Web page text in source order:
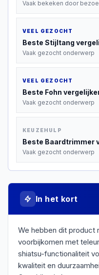
Vaak bekeken door
VEEL GEZOCHT
Beste Stijltang
Vaak gezocht onderwerp
VEEL GEZOCHT
Beste Fohn
Vaak gezocht onderwerp
KEUZEHULP
Beste Baardtrimmer
Vaak gezocht onderwerp
In het kort
We hebben dit product
voorbijkomen met
shiatsu-functionaliteit
kwaliteit en